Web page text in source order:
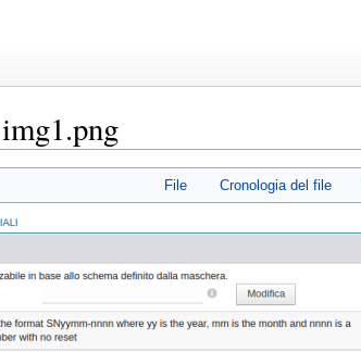
File Cronologia del file